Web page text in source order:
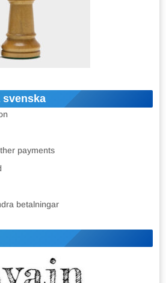
svenska
payments
betalningar